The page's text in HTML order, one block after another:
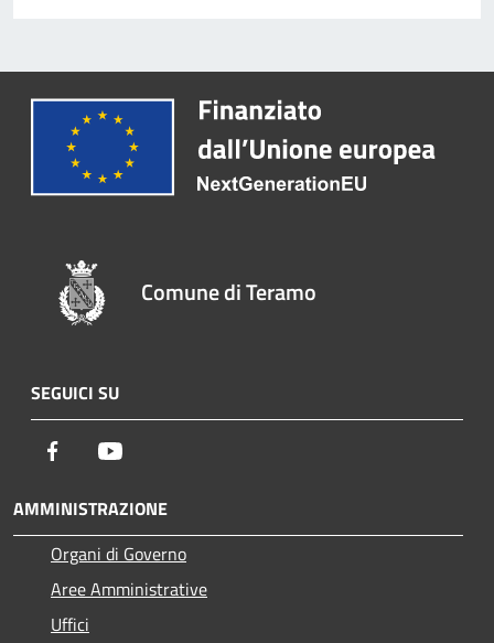
Comune di Teramo
SEGUICI SU
Facebook
AMMINISTRAZIONE
Organi di Governo
Aree Amministrative
Uffici